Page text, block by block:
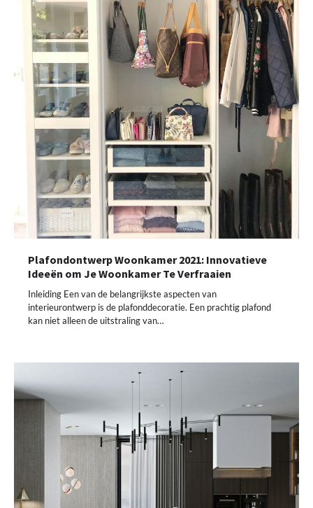
Plafondontwerp Woonkamer 2021: Innovatieve
Ideeën om Je Woonkamer Te Verfraaien
Inleiding Een van de belangrijkste aspecten van
interieurontwerp is de plafonddecoratie. Een prachtig plafond
kan niet alleen de uitstraling van…